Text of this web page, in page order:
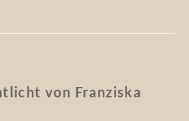
von Franziska